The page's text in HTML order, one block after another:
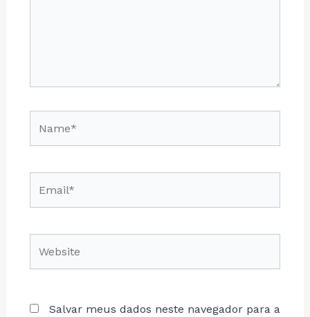
Salvar meus dados neste navegador para a